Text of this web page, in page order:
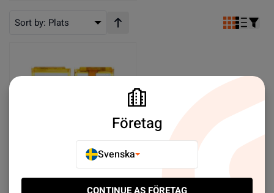
Sort by: Plats Stigande ordning
Batteri till Motorola G7
Företag
Svenska
CONTINUE AS FÖRETAG